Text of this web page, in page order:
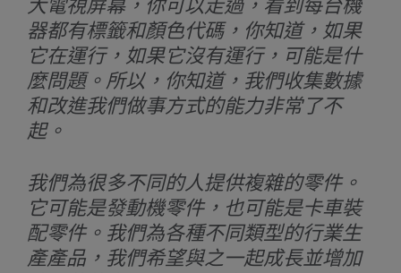
大電視屏幕，你可以走過，看到每台機
器都有標籤和顏色代碼，你知道，如果
它在運行，如果它沒有運行，可能是什
麼問題。所以，你知道，我們收集數據
和改進我們做事方式的能力非常了不
起。
我們為很多不同的人提供複雜的零件。
它可能是發動機零件，也可能是卡車裝
配零件。我們為各種不同類型的行業生
產產品，我們希望與之一起成長並增加